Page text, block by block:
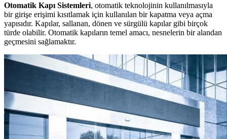
Otomatik Kapı Sistemleri, otomatik teknolojinin kullanılmasıyla
bir girişe erişimi kısıtlamak için kullanılan bir kapatma veya açma
yapısıdır. Kapılar, sallanan, dönen ve sürgülü kapılar gibi birçok
türde olabilir. Otomatik kapıların temel amacı, nesnelerin bir alandan
geçmesini sağlamaktır.